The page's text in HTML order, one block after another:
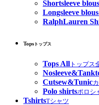
Shortsleeve blous
Longsleeve blous
RalphLauren
Tops トップス
Tops All トップス
Cutsew&Tunic
Polo shirtsポロシ
TshirtsTシャツ